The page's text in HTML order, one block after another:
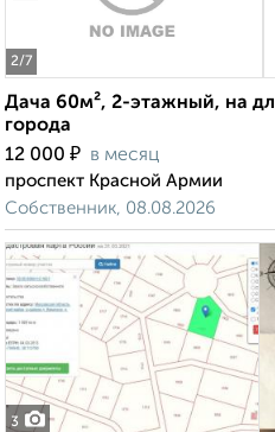
2/7
Дача 60м², 2-этажный, на
города
12 000 ₽ в месяц
проспект Красной Армии
Собственник, 08.08.2026
3